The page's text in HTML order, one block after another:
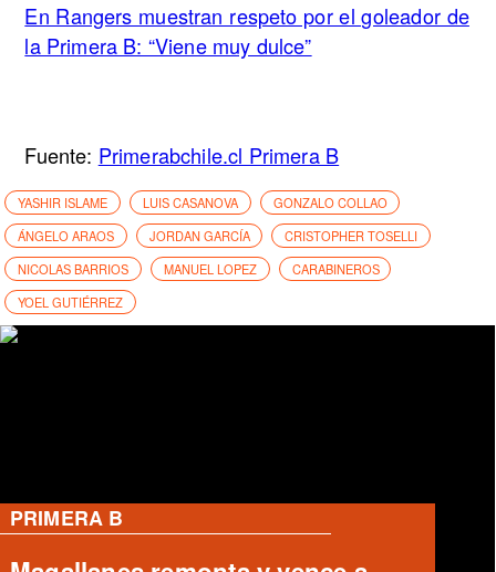
En Rangers muestran respeto por el goleador de
la Primera B: “Viene muy dulce”
Fuente: Primerabchile.cl Primera B
YASHIR ISLAME LUIS CASANOVA
GONZALO COLLAO
ÁNGELO ARAOS
JORDAN GARCÍA
CRISTOPHER TOSELLI
NICOLAS BARRIOS
MANUEL LOPEZ
CARABINEROS
YOEL GUTIÉRREZ
PRIMERA B